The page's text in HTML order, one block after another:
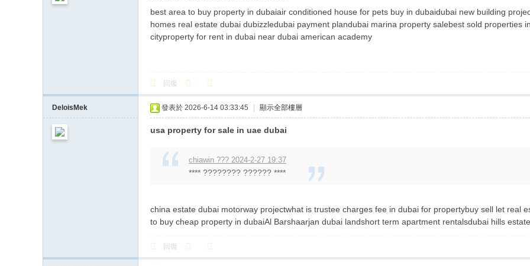
best area to buy property in dubaiair conditioned house for pets buy in dubaidubai new building
homes real estate dubai dubizzledubai payment plandubai marina property salebest sold properties
cityproperty for rent in dubai near dubai american academy
回復
DeloisMek 發表於 2026-6-14 03:33:45 顯示全部樓層
usa property for sale in uae dubai
chiawin ??? 2024-2-27 19:37
**** ???????? ?????? ****
china estate dubai motorway projectwhat is trustee charges fee in dubai for propertybuy sell let real
to buy cheap property in dubaiAl Barshaarjan dubai landshort term apartment rentalsdubai hills
回復